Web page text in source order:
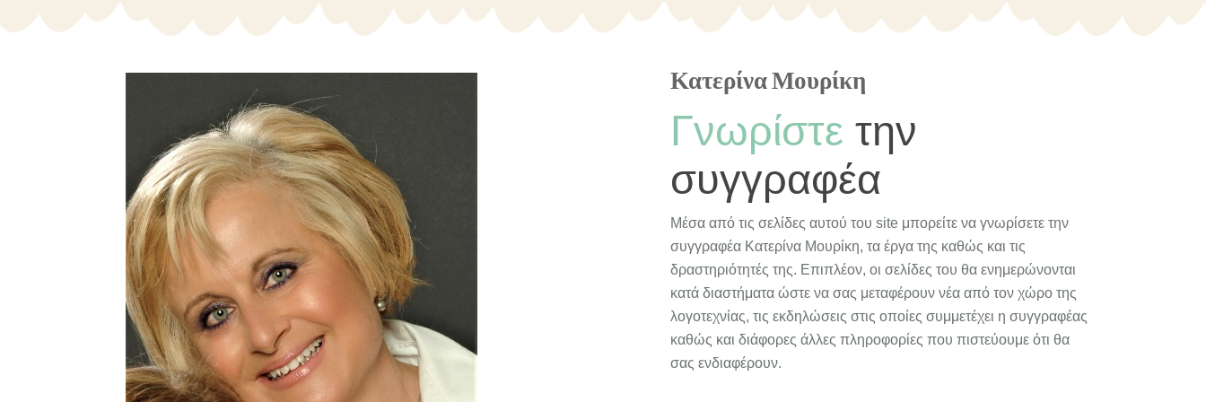
Κατερίνα Μουρίκη
Γνωρίστε την
συγγραφέα
Μέσα από τις σελίδες αυτού του site μπορείτε να γνωρίσετε την
συγγραφέα Κατερίνα Μουρίκη, τα έργα της καθώς και τις
δραστηριότητές της. Επιπλέον, οι σελίδες του θα ενημερώνονται
κατά διαστήματα ώστε να σας μεταφέρουν νέα από τον χώρο της
λογοτεχνίας, τις εκδηλώσεις στις οποίες συμμετέχει η συγγραφέας
καθώς και διάφορες άλλες πληροφορίες που πιστεύουμε ότι θα
σας ενδιαφέρουν.